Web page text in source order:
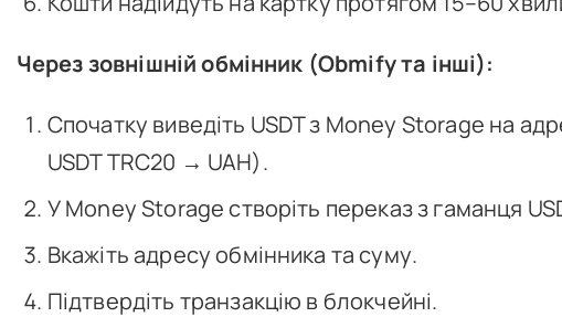
Через зовнішній обмінник (Obmify та інші):
Спочатку виведіть USDT з Money Storage на
USDT TRC20 → UAH).
У Money Storage створіть переказ з гаманця
Вкажіть адресу обмінника та суму.
Підтвердіть транзакцію в блокчейні.